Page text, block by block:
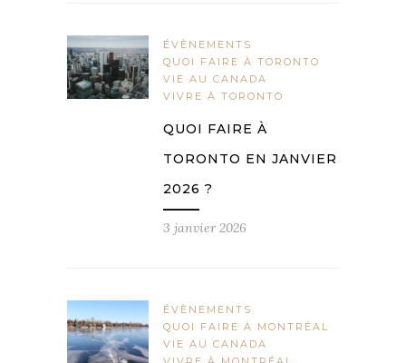
ÉVÈNEMENTS
QUOI FAIRE À TORONTO
VIE AU CANADA
VIVRE À TORONTO
QUOI FAIRE À
TORONTO EN JANVIER
2026 ?
3 janvier 2026
ÉVÈNEMENTS
QUOI FAIRE À MONTRÉAL
VIE AU CANADA